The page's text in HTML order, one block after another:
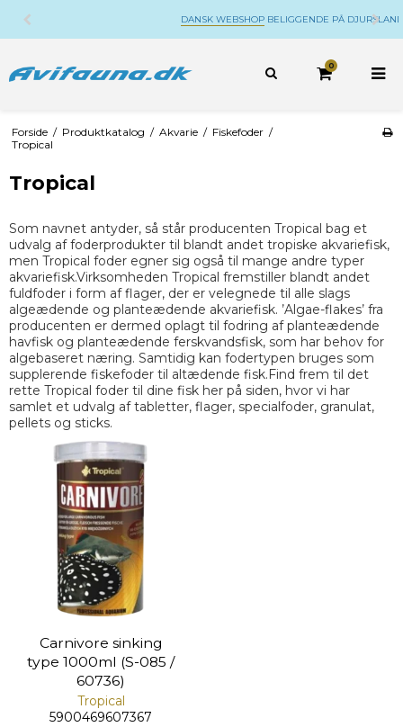
BELIGGENDE PÅ DJURSLAND
0
Forside / Produktkatalog / Akvarie / Fiskefoder /
Tropical
Tropical
Som navnet antyder, så står producenten Tropical bag et
udvalg af foderprodukter til blandt andet tropiske akvariefisk,
men Tropical foder egner sig også til mange andre typer
akvariefisk.Virksomheden Tropical fremstiller blandt andet
fuldfoder i form af flager, der er velegnede til alle slags
algeædende og planteædende akvariefisk. ’Algae-flakes’ fra
producenten er dermed oplagt til fodring af planteædende
havfisk og planteædende ferskvandsfisk, som har behov for
algebaseret næring. Samtidig kan fodertypen bruges som
supplerende fiskefoder til altædende fisk.Find frem til det
rette Tropical foder til dine fisk her på siden, hvor vi har
samlet et udvalg af tabletter, flager, specialfoder, granulat,
pellets og sticks.
Carnivore sinking
type 1000ml (S-085 /
60736)
Tropical
5900469607367